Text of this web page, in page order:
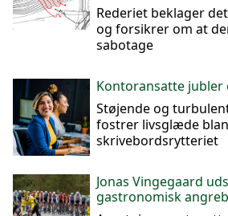
Rederiet beklager
og forsikrer om at
sabotage
Kontoransatte jubler
Støjende og
fostrer livsglæde
skrivebordsrytteriet
Jonas Vingegaard
gastronomisk angreb